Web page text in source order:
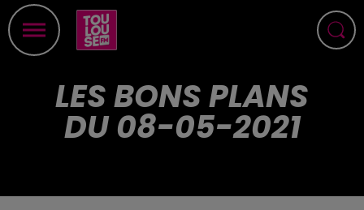
LES BONS PLANS
DU 08-05-2021